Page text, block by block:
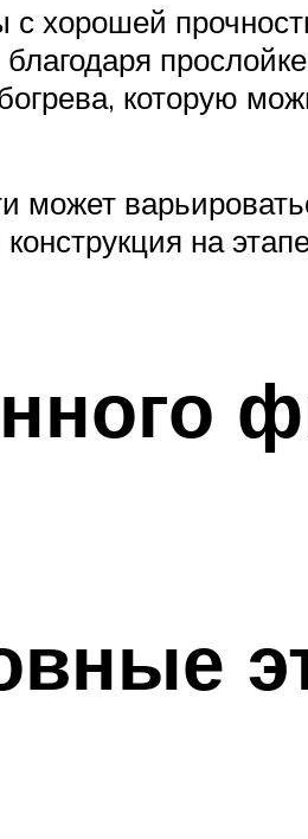
с хорошей
которую
может
на